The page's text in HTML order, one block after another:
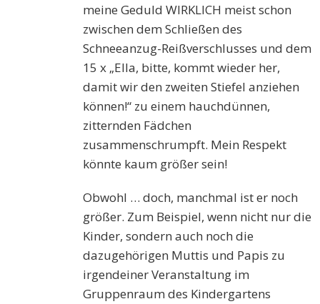
meine Geduld WIRKLICH meist schon
zwischen dem Schließen des
Schneeanzug-Reißverschlusses und dem
15 x „Ella, bitte, kommt wieder her,
damit wir den zweiten Stiefel anziehen
können!“ zu einem hauchdünnen,
zitternden Fädchen
zusammenschrumpft. Mein Respekt
könnte kaum größer sein!
Obwohl … doch, manchmal ist er noch
größer. Zum Beispiel, wenn nicht nur die
Kinder, sondern auch noch die
dazugehörigen Muttis und Papis zu
irgendeiner Veranstaltung im
Gruppenraum des Kindergartens